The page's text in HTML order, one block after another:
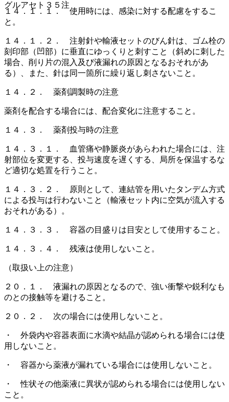
グルアセト３５注
１４．１．１． 使用時には、感染に対する配慮をするこ
と。
１４．１．２． 注射針や輸液セットのびん針は、ゴム栓の
刻印部（凹部）に垂直にゆっくりと刺すこと（斜めに刺した
場合、削り片の混入及び液漏れの原因となるおそれがあ
る）、また、針は同一箇所に繰り返し刺さないこと。
１４．２． 薬剤調製時の注意
薬剤を配合する場合には、配合変化に注意すること。
１４．３． 薬剤投与時の注意
１４．３．１． 血管痛や静脈炎があらわれた場合には、注
射部位を変更する、投与速度を遅くする、局所を保温するな
ど適切な処置を行うこと。
１４．３．２． 原則として、連結管を用いたタンデム方式
による投与は行わないこと（輸液セット内に空気が流入する
おそれがある）。
１４．３．３． 容器の目盛りは目安として使用すること。
１４．３．４． 残液は使用しないこと。
（取扱い上の注意）
２０．１． 液漏れの原因となるので、強い衝撃や鋭利なも
のとの接触等を避けること。
２０．２． 次の場合には使用しないこと。
・ 外袋内や容器表面に水滴や結晶が認められる場合には使
用しないこと。
・ 容器から薬液が漏れている場合には使用しないこと。
・ 性状その他薬液に異状が認められる場合には使用しない
こと。